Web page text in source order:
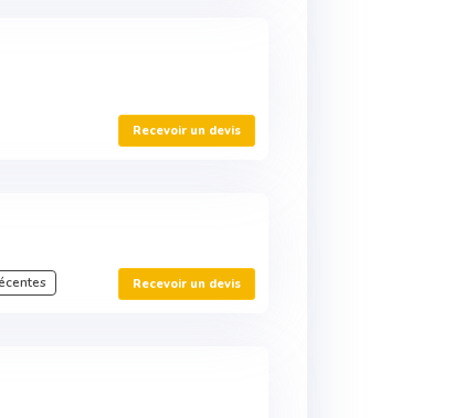
Recevoir un devis
Recevoir un devis